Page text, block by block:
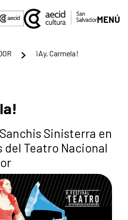
MENÚ
¡Ay, Carmela!
Sinisterra en
del Teatro Nacional